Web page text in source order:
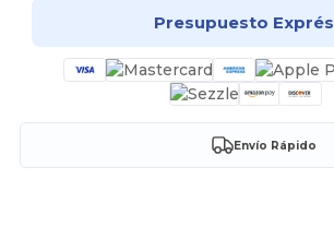
Presupuesto Exprés
Envío Rápido